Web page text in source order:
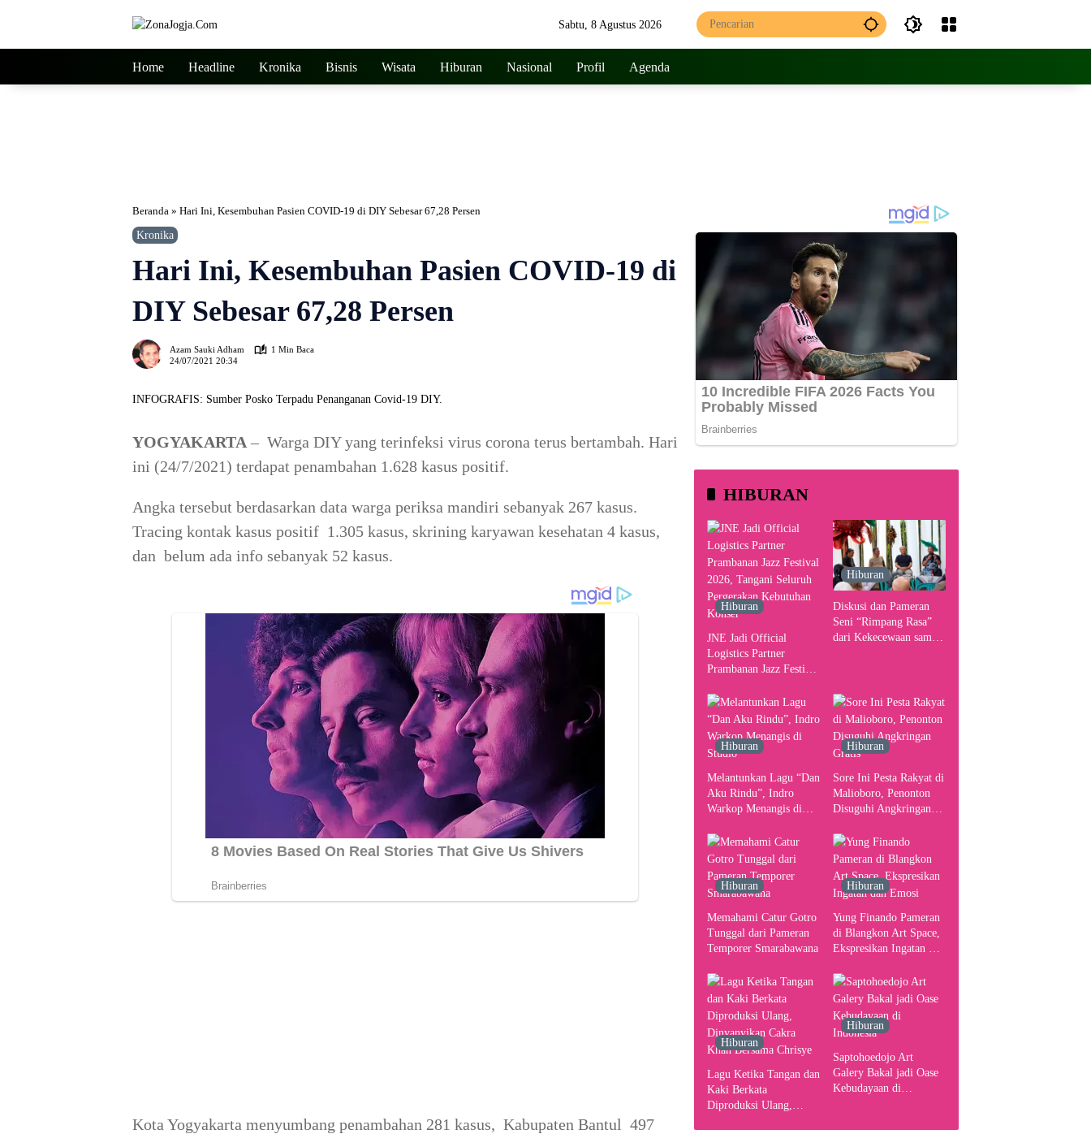
Sabtu, 8 Agustus 2026
Home Headline Kronika Bisnis Wisata Hiburan Nasional Profil Agenda
Beranda » Hari Ini, Kesembuhan Pasien COVID-19 di DIY Sebesar 67,28 Persen
Kronika
Hari Ini, Kesembuhan Pasien COVID-19 di
DIY Sebesar 67,28 Persen
Azam Sauki Adham
1 Min Baca
24/07/2021 20:34
INFOGRAFIS: Sumber Posko Terpadu Penanganan Covid-19 DIY.
YOGYAKARTA – Warga DIY yang terinfeksi virus corona terus bertambah. Hari
ini (24/7/2021) terdapat penambahan 1.628 kasus positif.
Angka tersebut berdasarkan data warga periksa mandiri sebanyak 267 kasus.
Tracing kontak kasus positif 1.305 kasus, skrining karyawan kesehatan 4 kasus,
dan belum ada info sebanyak 52 kasus.
Kota Yogyakarta menyumbang penambahan 281 kasus, Kabupaten Bantul 497
HIBURAN
Hiburan
JNE Jadi Official
Logistics Partner
Prambanan Jazz Festival
Pergerakan Kebutuhan
Konser
Hiburan
Diskusi dan Pameran
Seni “Rimpang Rasa”
dari Kekecewaan sampai
Rupa Indonesia
Hiburan
Melantunkan Lagu “Dan
Aku Rindu”, Indro
Warkop Menangis di
Hiburan
Sore Ini Pesta Rakyat di
Malioboro, Penonton
Disuguhi Angkringan
Hiburan
Memahami Catur Gotro
Tunggal dari Pameran
Temporer Smarabawana
Hiburan
Yung Finando Pameran
di Blangkon Art Space,
Ekspresikan Ingatan dan
Hiburan
Lagu Ketika Tangan dan
Kaki Berkata
Diproduksi Ulang,
Hiburan
Saptohoedojo Art
Galery Bakal jadi Oase
Kebudayaan di